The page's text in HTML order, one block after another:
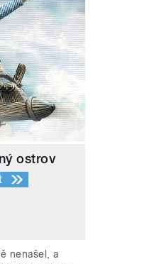
ostrov
nenašel, a